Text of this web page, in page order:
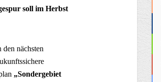
soll im Herbst
nächsten
„Sondergebiet